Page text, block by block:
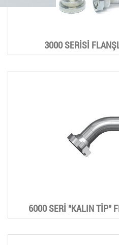
3000 SERİSİ
6000 SERİ "KALIN TİP"